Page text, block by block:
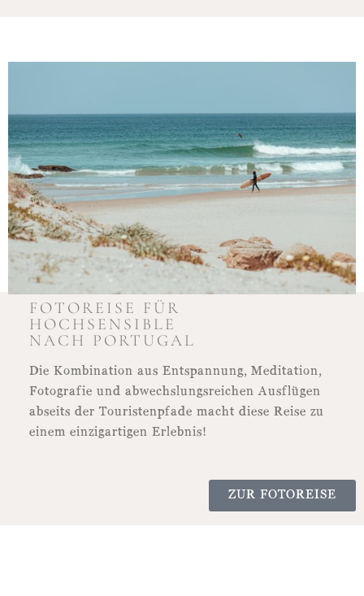
FOTOREISE FÜR
HOCHSENSIBLE
NACH PORTUGAL
Die Kombination aus Entspannung, Meditation,
Fotografie und abwechslungsreichen Ausflügen
abseits der Touristenpfade macht diese Reise zu
einem einzigartigen Erlebnis!
ZUR FOTOREISE